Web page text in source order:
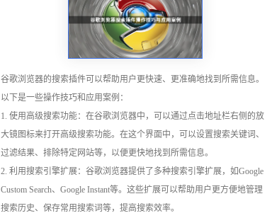
谷歌浏览器的搜索插件可以帮助用户更快速、更准确地找到所需信息。
以下是一些操作技巧和应用案例：
1. 使用高级搜索功能：在谷歌浏览器中，可以通过点击地址栏右侧的放
大镜图标来打开高级搜索功能。在这个界面中，可以设置搜索关键词、
过滤结果、排除特定网站等，以便更快地找到所需信息。
2. 利用搜索引擎扩展：谷歌浏览器提供了多种搜索引擎扩展，如Google
Custom Search、Google Instant等。这些扩展可以帮助用户更方便地管理
搜索历史、保存常用搜索词等，提高搜索效率。